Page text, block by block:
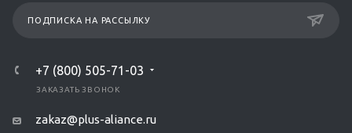
ПОДПИСКА НА РАССЫЛКУ
+7 (800) 505-71-03
ЗАКАЗАТЬ ЗВОНОК
zakaz@plus-aliance.ru